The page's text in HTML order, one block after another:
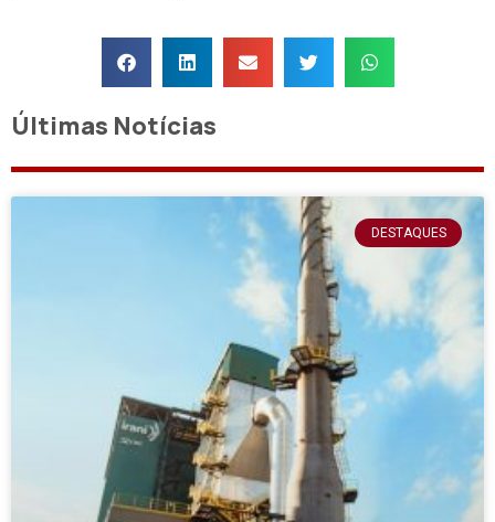
Últimas Notícias
DESTAQUES